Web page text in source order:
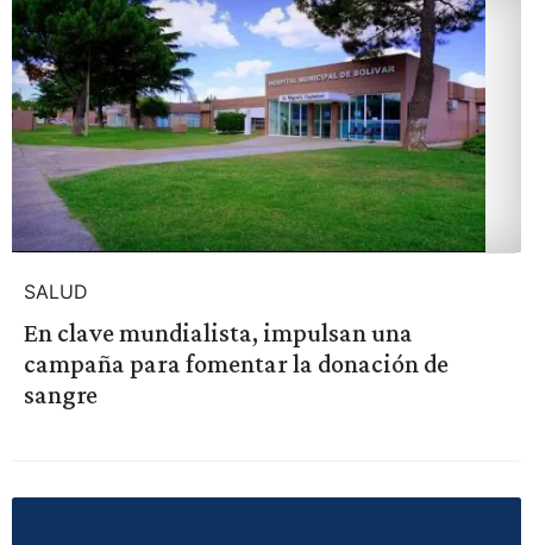
SALUD
En clave mundialista, impulsan una
campaña para fomentar la donación de
sangre